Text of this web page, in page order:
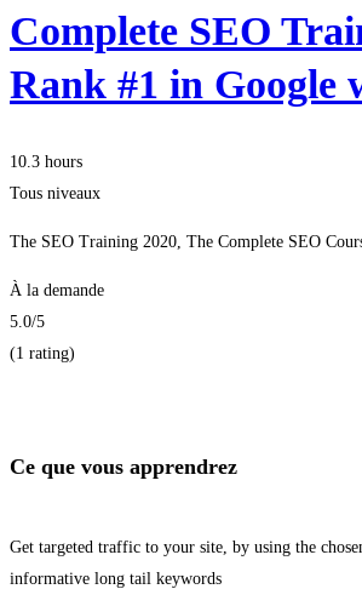
Complete SEO
Rank #1 in Google
10.3 hours
Tous niveaux
The SEO Training 2020, The Complete SEO
À la demande
5.0/5
(1 rating)
Ce que vous apprendrez
Get targeted traffic to your site, by using the
informative long tail keywords